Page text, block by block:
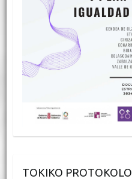
TOKIKO